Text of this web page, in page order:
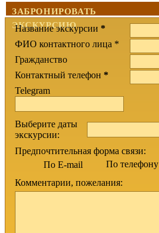
ЗАБРОНИРОВАТЬ
ЭКСКУРСИЮ
Название экскурсии *
ФИО контактного лица *
Гражданство
Контактный телефон *
Telegram
Выберите даты
экскурсии:
Предпочтительная форма связи:
По E-mail
По телефону
Комментарии, пожелания: